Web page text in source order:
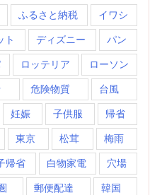
ふるさと納税 イワシ
ト ディズニー パン
ロッテリア ローソン
危険物質 台風
妊娠 子供服 帰省
東京 松茸 梅雨
帰省 白物家電 穴場
郵便配達 韓国